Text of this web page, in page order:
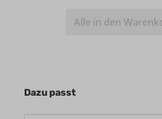
Alle in den
Dazu passt